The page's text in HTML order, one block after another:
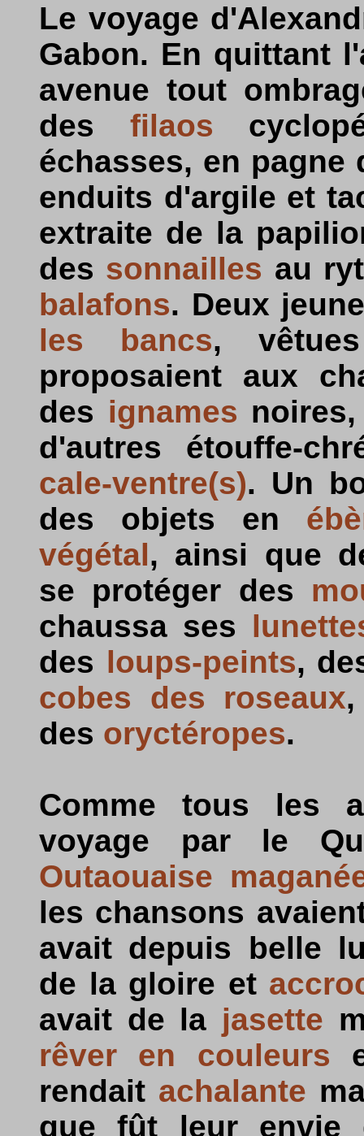
Le voyage
Gabon. En quittant
avenue tout
des filaos
échasses, en pagne
enduits d'argile et
extraite de la
des sonnailles au
balafons. Deux
les bancs,
proposaient aux
des ignames
d'autres étouffe-
cale-ventre(s). Un
des objets en
végétal, ainsi que
se protéger des
chaussa ses
des loups-peints,
cobes des roseaux
des oryctéropes.
Comme tous les
voyage par le
Outaouaise
les chansons
avait depuis belle
de la gloire et
avait de la jasette
rêver en couleurs
rendait achalante
que fût leur envie